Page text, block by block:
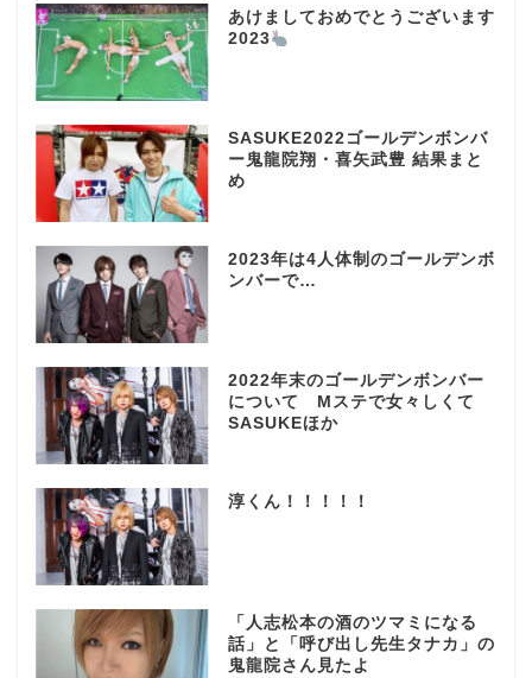
あけましておめでとうございます
2023
SASUKE2022ゴールデンボンバ
ー鬼龍院翔・喜矢武豊 結果まと
め
2023年は4人体制のゴールデンボ
ンバーで…
2022年末のゴールデンボンバー
について Mステで女々しくて
SASUKEほか
淳くん！！！！！
「人志松本の酒のツマミになる
話」と「呼び出し先生タナカ」の
鬼龍院さん見たよ